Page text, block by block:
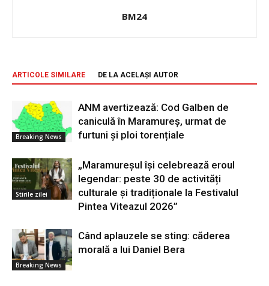
BM24
ARTICOLE SIMILARE DE LA ACELAȘI AUTOR
Breaking News
ANM avertizează: Cod Galben de
caniculă în Maramureș, urmat de
furtuni și ploi torențiale
Stirile zilei
„Maramureșul își celebrează eroul
legendar: peste 30 de activități
culturale și tradiționale la Festivalul
Pintea Viteazul 2026”
Breaking News
Când aplauzele se sting: căderea
morală a lui Daniel Bera